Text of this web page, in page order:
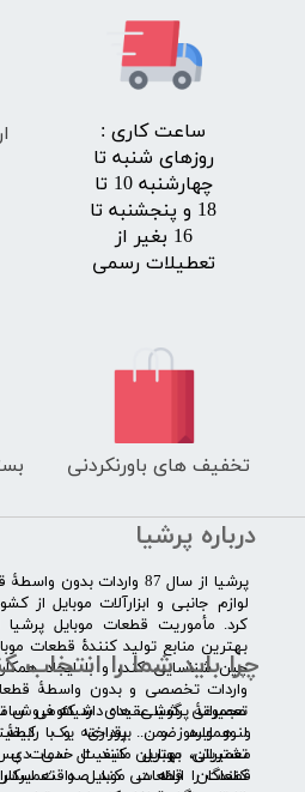
​ساعت کاری :
روزهای شنبه تا
چهارشنبه 10 تا
18 و پنجشنبه تا
16 بغیر از
تعطیلات رسمی
تخفیف های باورنکردنی
درباره پرشیا
​پرشیا از سال 87 واردات
لوازم جانبی و ابزارآلات موبایل از
کرد. مأموریت قطعات موبایل
بهترین منابع تولید کنندۀ قطعات
چین شناسایی کند، و با ایجاد
واردات تخصصی و بدون واسطۀ
تعمیراتی گوشی های شیائومی
لنوو ایسوز و .... پرداخته و با
تعمیراتی موبایل مانند ال سی
کنندگان قطعات موبایل و
چرا باید شما را انتخاب
​مجموعۀ پرشیا عقیده دارد که فروش
و همواره ضمن برقراری یک رابطۀ
مشتریان، بهترین کیفیت خدمات
قطعات را ارائه می­ کند. صداقت